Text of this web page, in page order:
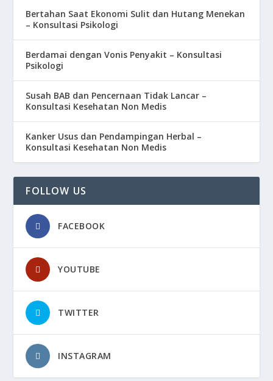
Bertahan Saat Ekonomi Sulit dan Hutang Menekan
– Konsultasi Psikologi
Berdamai dengan Vonis Penyakit – Konsultasi
Psikologi
Susah BAB dan Pencernaan Tidak Lancar –
Konsultasi Kesehatan Non Medis
Kanker Usus dan Pendampingan Herbal –
Konsultasi Kesehatan Non Medis
FOLLOW US
FACEBOOK
YOUTUBE
TWITTER
INSTAGRAM